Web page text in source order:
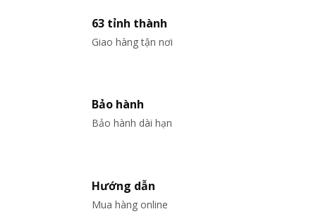
63 tỉnh thành
Giao hàng tận nơi
Bảo hành
Bảo hành dài hạn
Hướng dẫn
Mua hàng online